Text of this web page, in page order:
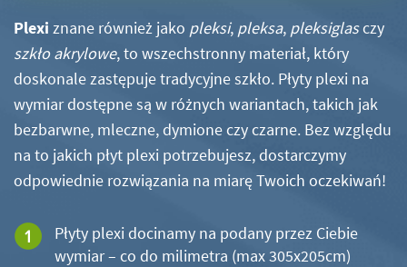
Plexi znane również jako pleksi, pleksa, pleksiglasczy
szkło akrylowe, to wszechstronny materiał, który
doskonale zastępuje tradycyjne szkło. Płyty plexi na
wymiar dostępne są w różnych wariantach, takich jak
bezbarwne, mleczne, dymione czy czarne. Bez względu
na to jakich płyt plexi potrzebujesz, dostarczymy
odpowiednie rozwiązania na miarę Twoich oczekiwań!
Płyty plexi docinamy na podany przez Ciebie
wymiar – co do milimetra (max 305x205cm)